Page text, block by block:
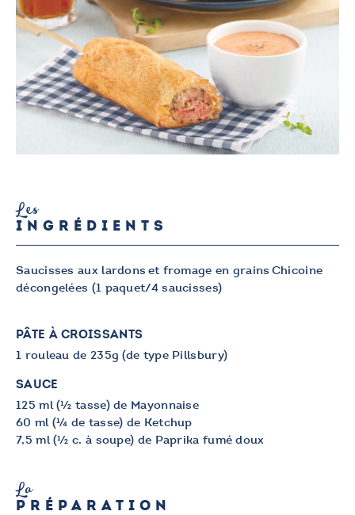
Les
INGRÉDIENTS
Saucisses aux lardons et fromage en grains Chicoine
décongelées (1 paquet/4 saucisses)
PÂTE À CROISSANTS
1 rouleau de 235g (de type Pillsbury)
SAUCE
125 ml (½ tasse) de Mayonnaise
60 ml (¼ de tasse) de Ketchup
7,5 ml (½ c. à soupe) de Paprika fumé doux
La
PRÉPARATION